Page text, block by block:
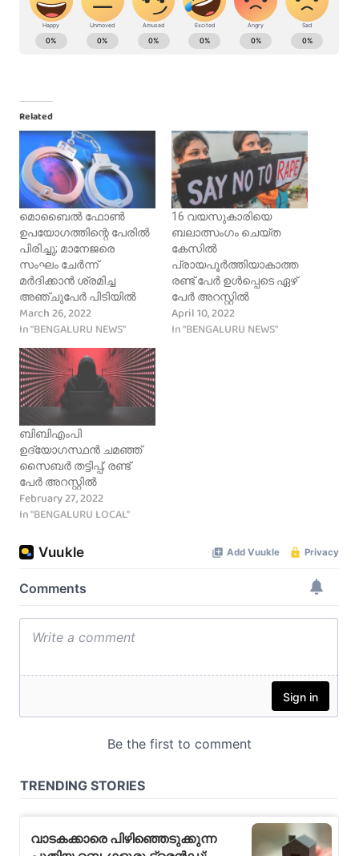
Related
മൊബൈൽ ഫോൺ
ഉപയോഗത്തിന്റെ പേരിൽ
പിരിച്ചു; മാനേജരെ
സംഘം ചേർന്ന്
മർദിക്കാൻ ശ്രമിച്ച
അഞ്ചുപേർ പിടിയിൽ
March 26, 2022
In "BENGALURU NEWS"
16 വയസുകാരിയെ
ബലാത്സംഗം ചെയ്ത
കേസിൽ
പ്രായപൂർത്തിയാകാത്ത
രണ്ട് പേർ ഉൾപ്പെടെ ഏഴ്
പേർ അറസ്റ്റിൽ
April 10, 2022
In "BENGALURU NEWS"
ബിബിഎംപി
ഉദ്യോഗസ്ഥന്‍ ചമഞ്ഞ്
സൈബർ തട്ടിപ്പ്; രണ്ട്
പേർ അറസ്റ്റിൽ
February 27, 2022
In "BENGALURU LOCAL"